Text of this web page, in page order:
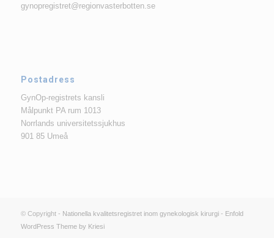
gynopregistret@regionvasterbotten.se
Postadress
GynOp-registrets kansli
Målpunkt PA rum 1013
Norrlands universitetssjukhus
901 85 Umeå
© Copyright - Nationella kvalitetsregistret inom gynekologisk kirurgi- Enfold
WordPress Theme by Kriesi